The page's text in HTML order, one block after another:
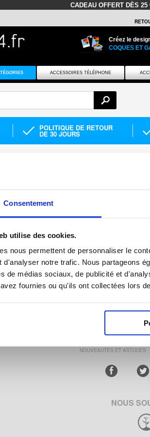
Consentement
utilise des cookies.
nous permettent de personnaliser le
d'analyser notre trafic. Nous partageons
de médias sociaux, de publicité et
fournies ou qu'ils ont collectées lors
CADEAU OFFERT DÈS 25
Créez le
COQUES ET
ACCESSOIRES TÉLÉPHONE
POLITIQUE DE RETOUR
DE 30 JOURS
TABLETTE XIAOMI
5 PRO
RÉPARATIONS & PIÈCES
DÉTACHÉES
NOUVEAUTÉS ET ASTUCES
NOUS